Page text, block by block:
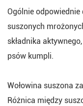
Ogólnie
suszonych
składnika
psów kumpli.
Wołowina suszona
Różnica między